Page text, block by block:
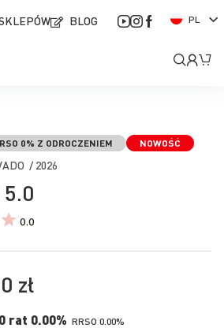
BLOG
J
y
PL
Moje
5.0
0.0
0% Z ODROCZENIEM NOWOŚĆ
/ 2026
zł
rat 0.00% RRSO 0.00%